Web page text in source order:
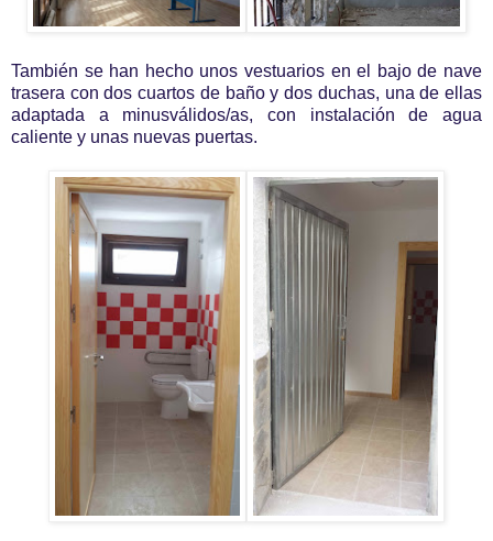
También se han hecho unos vestuarios en el bajo de nave
trasera con dos cuartos de baño y dos duchas, una de ellas
adaptada a minusválidos/as, con instalación de agua
caliente y unas nuevas puertas.